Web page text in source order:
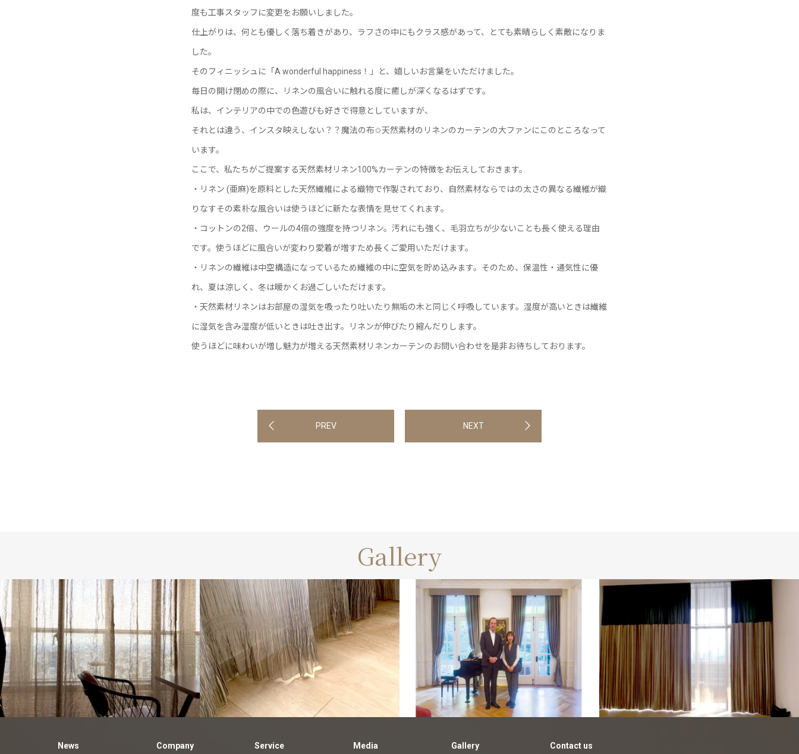
度も工事スタッフに変更をお願いしました。
仕上がりは、何とも優しく落ち着きがあり、ラフさの中にもクラス感があって、とても素晴らしく素敵になりま
した。
そのフィニッシュに「A wonderful happiness！」と、嬉しいお言葉をいただけました。
毎日の開け閉めの際に、リネンの風合いに触れる度に癒しが深くなるはずです。
私は、インテリアの中での色遊びも好きで得意としていますが、
それとは違う、インスタ映えしない？？魔法の布✩天然素材のリネンのカーテンの大ファンにこのところなって
います。
ここで、私たちがご提案する天然素材リネン100%カーテンの特徴をお伝えしておきます。
・リネン (亜麻)を原料とした天然繊維による織物で作製されており、自然素材ならではの太さの異なる繊維が織
りなすその素朴な風合いは使うほどに新たな表情を見せてくれます。
・コットンの2倍、ウールの4倍の強度を持つリネン。汚れにも強く、毛羽立ちが少ないことも長く使える理由
です。使うほどに風合いが変わり愛着が増すため長くご愛用いただけます。
・リネンの繊維は中空構造になっているため繊維の中に空気を貯め込みます。そのため、保温性・通気性に優
れ、夏は涼しく、冬は暖かくお過ごしいただけます。
・天然素材リネンはお部屋の湿気を吸ったり吐いたり無垢の木と同じく呼吸しています。湿度が高いときは繊維
に湿気を含み湿度が低いときは吐き出す。リネンが伸びたり縮んだりします。
使うほどに味わいが増し魅力が増える天然素材リネンカーテンのお問い合わせを是非お待ちしております。
PREV NEXT
Gallery
customers オーダーカー
customers
order オーダーカーテン納品例
customers オーダーカー
テン納品例 customers made-to-
News
Company Service Media Gallery Contact us